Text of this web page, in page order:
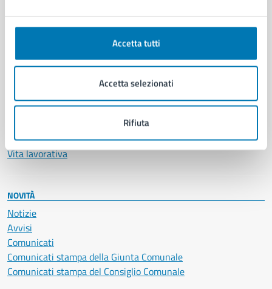
Accetta tutti
Accetta selezionati
Rifiuta
Documenti e certificati
Educazione e formazione
Giustizia e sicurezza pubblica
Imprese e commercio
Salute, benessere e assistenza
Servizi Cimiteriali
Vita lavorativa
NOVITÀ
Notizie
Avvisi
Comunicati
Comunicati stampa della Giunta Comunale
Comunicati stampa del Consiglio Comunale